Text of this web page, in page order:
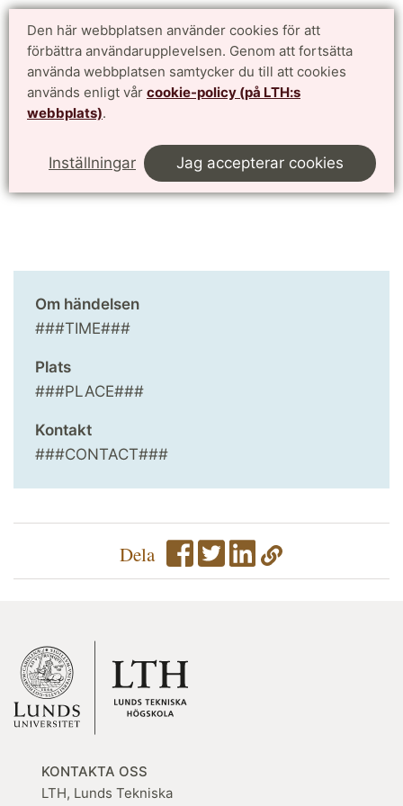
Den här webbplatsen använder cookies för att
förbättra användarupplevelsen. Genom att fortsätta
använda webbplatsen samtycker du till att cookies
används enligt vår cookie-policy (på LTH:s
webbplats).
Inställningar Jag accepterar cookies
Doktorandwebben LTH
för antagna doktorander vid Lunds Tekniska Högskola English
This page in English
Om händelsen
###TIME###
Plats
###PLACE###
Kontakt
###CONTACT###
Dela
KONTAKTA OSS
LTH, Lunds Tekniska